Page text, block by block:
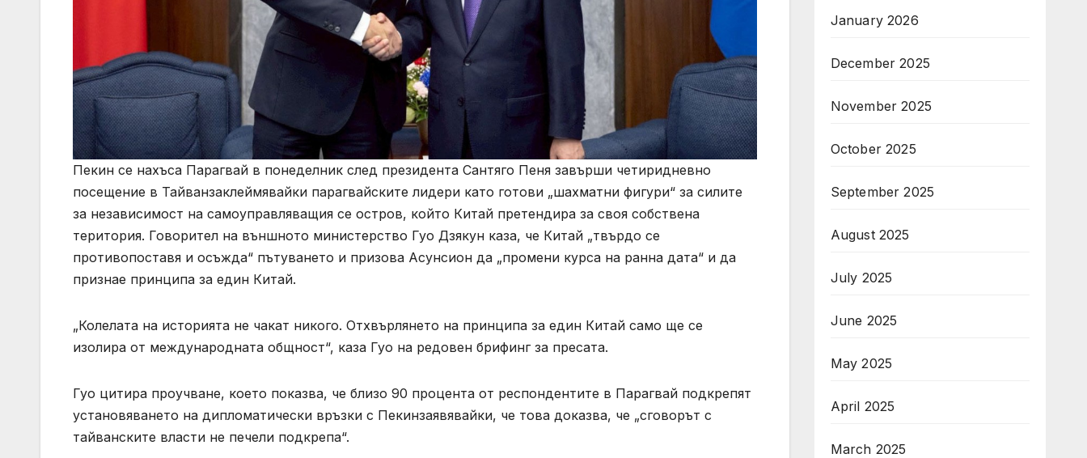
Пекин се нахъса Парагвай в понеделник след президента Сантяго Пеня завърши четиридневно
посещение в Тайванзаклеймявайки парагвайските лидери като готови „шахматни фигури“ за силите
за независимост на самоуправляващия се остров, който Китай претендира за своя собствена
територия. Говорител на външното министерство Гуо Дзякун каза, че Китай „твърдо се
противопоставя и осъжда“ пътуването и призова Асунсион да „промени курса на ранна дата“ и да
признае принципа за един Китай.
„Колелата на историята не чакат никого. Отхвърлянето на принципа за един Китай само ще се
изолира от международната общност“, каза Гуо на редовен брифинг за пресата.
Гуо цитира проучване, което показва, че близо 90 процента от респондентите в Парагвай подкрепят
установяването на дипломатически връзки с Пекинзаявявайки, че това доказва, че „сговорът с
тайванските власти не печели подкрепа“.
January 2026
December 2025
November 2025
October 2025
September 2025
August 2025
July 2025
June 2025
May 2025
April 2025
March 2025